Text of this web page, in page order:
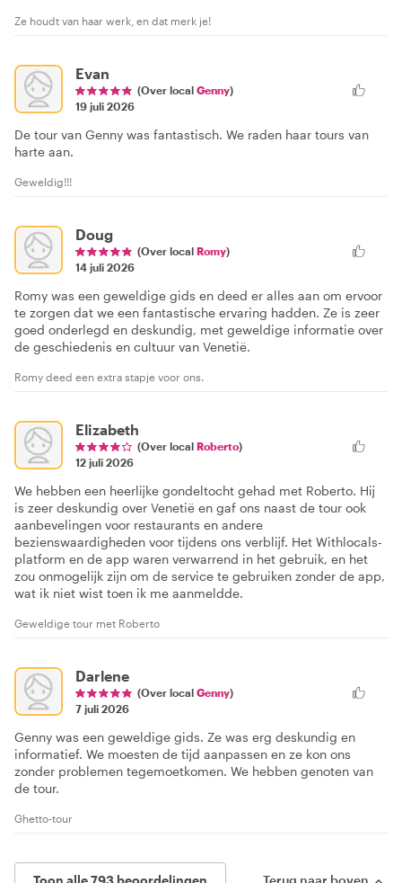
Ze houdt van haar werk, en dat merk je!
Evan
(Over local Genny)
19 juli 2026
De tour van Genny was fantastisch. We raden haar tours van
harte aan.
Geweldig!!!
Doug
(Over local Romy)
14 juli 2026
Romy was een geweldige gids en deed er alles aan om ervoor
te zorgen dat we een fantastische ervaring hadden. Ze is zeer
goed onderlegd en deskundig, met geweldige informatie over
de geschiedenis en cultuur van Venetië.
Romy deed een extra stapje voor ons.
Elizabeth
(Over local Roberto)
12 juli 2026
We hebben een heerlijke gondeltocht gehad met Roberto. Hij
is zeer deskundig over Venetië en gaf ons naast de tour ook
aanbevelingen voor restaurants en andere
bezienswaardigheden voor tijdens ons verblijf. Het Withlocals-
platform en de app waren verwarrend in het gebruik, en het
zou onmogelijk zijn om de service te gebruiken zonder de app,
wat ik niet wist toen ik me aanmeldde.
Geweldige tour met Roberto
Darlene
(Over local Genny)
7 juli 2026
Genny was een geweldige gids. Ze was erg deskundig en
informatief. We moesten de tijd aanpassen en ze kon ons
zonder problemen tegemoetkomen. We hebben genoten van
de tour.
Ghetto-tour